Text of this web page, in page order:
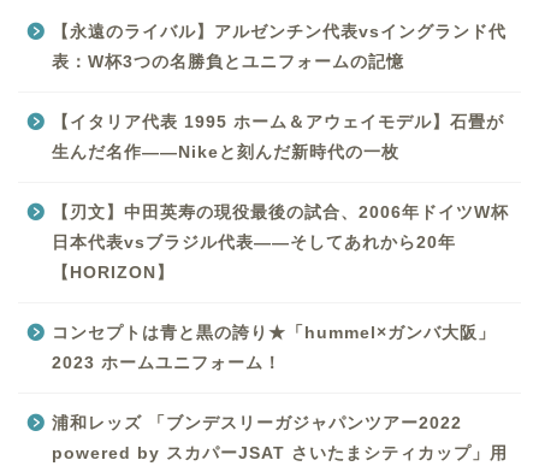
【永遠のライバル】アルゼンチン代表vsイングランド代
表：W杯3つの名勝負とユニフォームの記憶
【イタリア代表 1995 ホーム＆アウェイモデル】石畳が
生んだ名作——Nikeと刻んだ新時代の一枚
【刃文】中田英寿の現役最後の試合、2006年ドイツW杯
日本代表vsブラジル代表——そしてあれから20年
【HORIZON】
コンセプトは青と黒の誇り★「hummel×ガンバ大阪」
2023 ホームユニフォーム！
浦和レッズ 「ブンデスリーガジャパンツアー2022
powered by スカパーJSAT さいたまシティカップ」用